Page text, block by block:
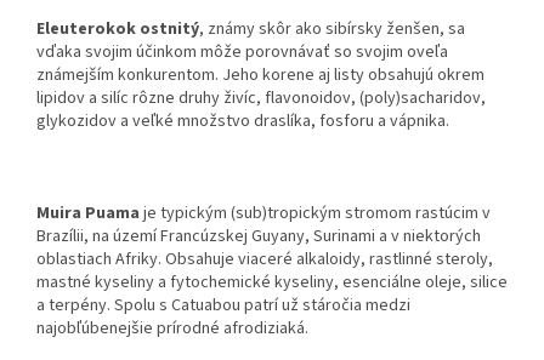
Eleuterokok ostnitý, známy skôr ako sibírsky ženšen, sa
vďaka svojim účinkom môže porovnávať so svojim oveľa
známejším konkurentom. Jeho korene aj listy obsahujú okrem
lipidov a silíc rôzne druhy živíc, flavonoidov, (poly)sacharidov,
glykozidov a veľké množstvo draslíka, fosforu a vápnika.
Muira Puama je typickým (sub)tropickým stromom rastúcim v
Brazílii, na území Francúzskej Guyany, Surinami a v niektorých
oblastiach Afriky. Obsahuje viaceré alkaloidy, rastlinné steroly,
mastné kyseliny a fytochemické kyseliny, esenciálne oleje, silice
a terpény. Spolu s Catuabou patrí už stáročia medzi
najobľúbenejšie prírodné afrodiziaká.